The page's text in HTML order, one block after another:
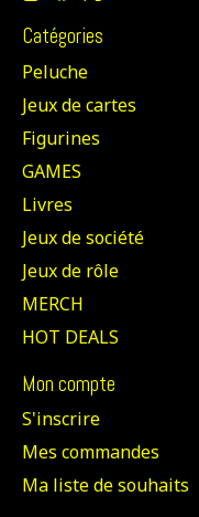
Catégories
Peluche
Jeux de cartes
Figurines
GAMES
Livres
Jeux de société
Jeux de rôle
MERCH
HOT DEALS
Mon compte
S'inscrire
Mes commandes
Ma liste de souhaits